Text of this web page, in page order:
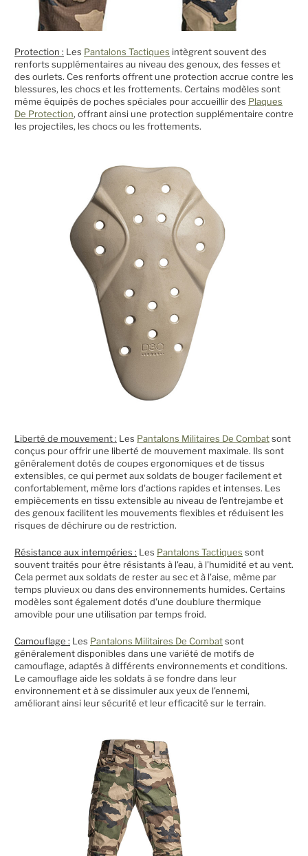
Protection : Les Pantalons Tactiques intègrent souvent des
renforts supplémentaires au niveau des genoux, des fesses et
des ourlets. Ces renforts offrent une protection accrue contre les
blessures, les chocs et les frottements. Certains modèles sont
même équipés de poches spéciales pour accueillir des Plaques
De Protection, offrant ainsi une protection supplémentaire contre
les projectiles, les chocs ou les frottements.
Liberté de mouvement : Les Pantalons Militaires De Combatsont
conçus pour offrir une liberté de mouvement maximale. Ils sont
généralement dotés de coupes ergonomiques et de tissus
extensibles, ce qui permet aux soldats de bouger facilement et
confortablement, même lors d'actions rapides et intenses. Les
empiècements en tissu extensible au niveau de l'entrejambe et
des genoux facilitent les mouvements flexibles et réduisent les
risques de déchirure ou de restriction.
Résistance aux intempéries : Les Pantalons Tactiques sont
souvent traités pour être résistants à l'eau, à l'humidité et au vent.
Cela permet aux soldats de rester au sec et à l'aise, même par
temps pluvieux ou dans des environnements humides. Certains
modèles sont également dotés d'une doublure thermique
amovible pour une utilisation par temps froid.
Camouflage : Les Pantalons Militaires De Combatsont
généralement disponibles dans une variété de motifs de
camouflage, adaptés à différents environnements et conditions.
Le camouflage aide les soldats à se fondre dans leur
environnement et à se dissimuler aux yeux de l'ennemi,
améliorant ainsi leur sécurité et leur efficacité sur le terrain.